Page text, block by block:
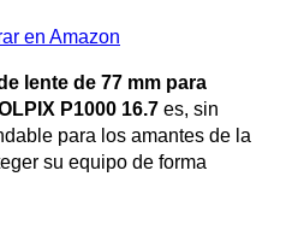
lente de 77 mm para
P1000 16.7 es, sin
para los amantes de la
su equipo de forma